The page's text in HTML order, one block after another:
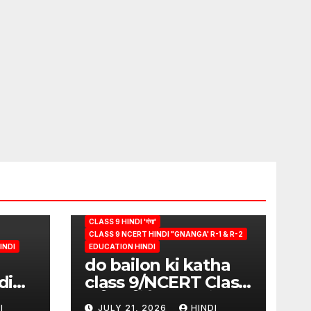
CLASS 9 HINDI 'गंगा'
CLASS 9 NCERT HINDI "GNANGA' R-1 & R-2
EDUCATION HINDI
do bailon ki katha
class 9/NCERT Class
9 विषय-हिंदी (पुस्तक-गंगा)
JULY 21, 2026 HINDI